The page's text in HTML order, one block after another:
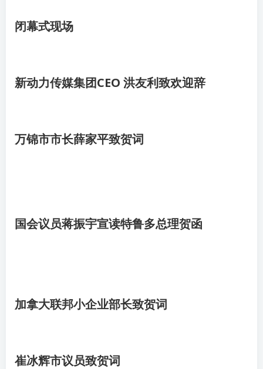
闭幕式现场
新动力传媒集团CEO 洪友利致欢迎辞
万锦市市长薛家平致贺词
国会议员蒋振宇宣读特鲁多总理贺函
加拿大联邦小企业部长致贺词
崔冰辉市议员致贺词